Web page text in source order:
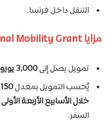
التنقل داخل فرنسا.
مزايا International Mobility Grant:
تمويل يصل إلى3,000 يورو
يُحسب التمويل بمعدل150 يورو أسبوعيًا
خلال الأسابيع الأربعة الأولى
السفر.